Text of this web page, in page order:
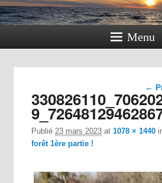
Menu
←
Publié23 mars 2023 at1078 × 1440
forêt 1ère partie !